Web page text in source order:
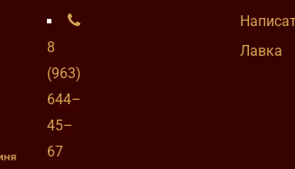
8
(963)
644–
45–
67
Лавка